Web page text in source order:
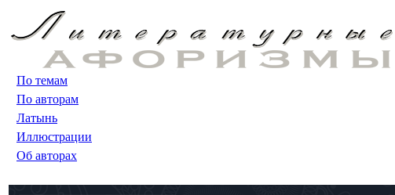
По темам
По авторам
Латынь
Иллюстрации
Об авторах